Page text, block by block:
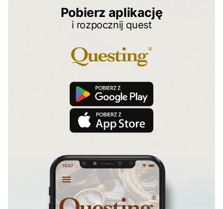
Pobierz aplikację
i rozpocznij quest